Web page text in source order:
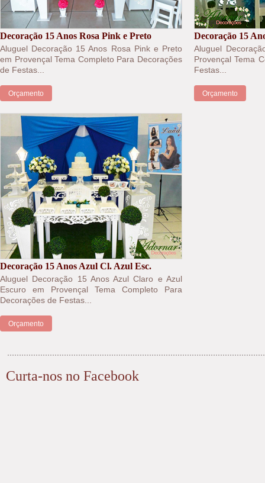
Decoração 15 Anos Rosa Pink e Preto
Aluguel Decoração 15 Anos Rosa Pink e Preto
em Provençal Tema Completo Para Decorações
de Festas...
Orçamento
Decoração 15
Aluguel
Provençal Tema
Festas...
Orçamento
Decoração 15 Anos Azul Cl. Azul Esc.
Aluguel Decoração 15 Anos Azul Claro e Azul
Escuro em Provençal Tema Completo Para
Decorações de Festas...
Orçamento
Curta-nos no Facebook